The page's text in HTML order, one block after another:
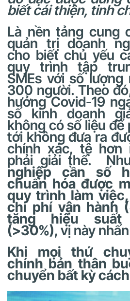
biết cái thiện, tinh
Là nền tảng cung
quản trị doanh
cho biết chủ yếu
quy trình tập
SMEs với số lượng
300 người. Theo
hưởng Covid-19
số kinh doanh
không có số liệu để
tới không đưa ra
chính xác, tệ hơn
phải giải thể.
nghiệp cần số
chuẩn hóa được
quy trình làm
chi phí vận hành
tăng hiệu
(>30%), vị này
Khi mọi thứ
chính bản thân
chuyển bất kỳ